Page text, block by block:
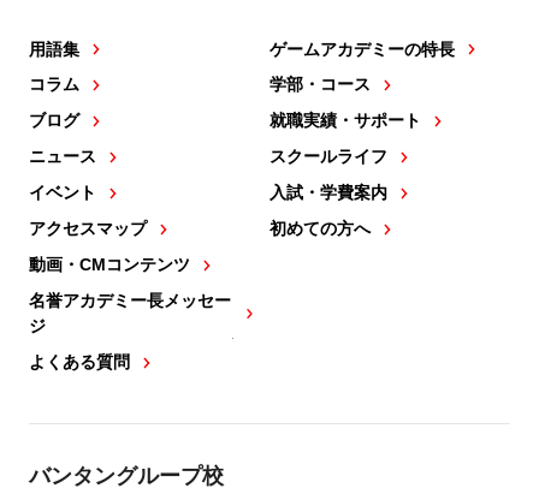
用語集
コラム
ブログ
ニュース
イベント
アクセスマップ
動画・CMコンテンツ
名誉アカデミー長メッセー
ジ
よくある質問
ゲームアカデミーの特長
学部・コース
就職実績・サポート
スクールライフ
入試・学費案内
初めての方へ
バンタングループ校